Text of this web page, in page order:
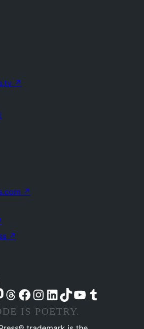
↗
↗
↗
へ Threads アカウントへ Facebook ページへ Instagram アカウントへ LinkedIn アカウントへTikTok アカウントへ YouTube チャンネルへ Tumblr アカウントへ
IS POETRY.